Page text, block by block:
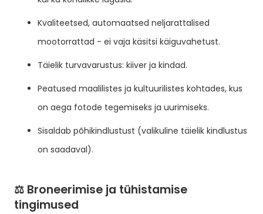
Kvaliteetsed, automaatsed neljarattalised
mootorrattad - ei vaja käsitsi käiguvahetust.
Täielik turvavarustus: kiiver ja kindad.
Peatused maalilistes ja kultuurilistes kohtades, kus
on aega fotode tegemiseks ja uurimiseks.
Sisaldab põhikindlustust (valikuline täielik kindlustus
on saadaval).
⚖️ Broneerimise ja tühistamise
tingimused